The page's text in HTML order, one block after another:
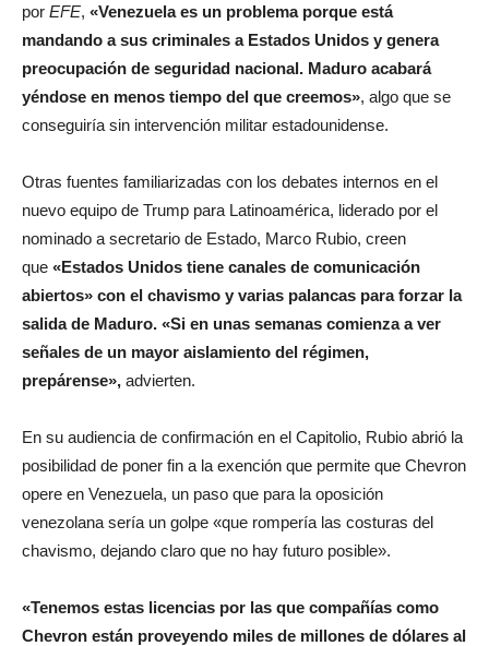
por EFE, «Venezuela es un problema porque está
mandando a sus criminales a Estados Unidos y genera
preocupación de seguridad nacional. Maduro acabará
yéndose en menos tiempo del que creemos», algo que se
conseguiría sin intervención militar estadounidense.
Otras fuentes familiarizadas con los debates internos en el
nuevo equipo de Trump para Latinoamérica, liderado por el
nominado a secretario de Estado, Marco Rubio, creen
que «Estados Unidos tiene canales de comunicación
abiertos» con el chavismo y varias palancas para forzar la
salida de Maduro. «Si en unas semanas comienza a ver
señales de un mayor aislamiento del régimen,
prepárense», advierten.
En su audiencia de confirmación en el Capitolio, Rubio abrió la
posibilidad de poner fin a la exención que permite que Chevron
opere en Venezuela, un paso que para la oposición
venezolana sería un golpe «que rompería las costuras del
chavismo, dejando claro que no hay futuro posible».
«Tenemos estas licencias por las que compañías como
Chevron están proveyendo miles de millones de dólares al